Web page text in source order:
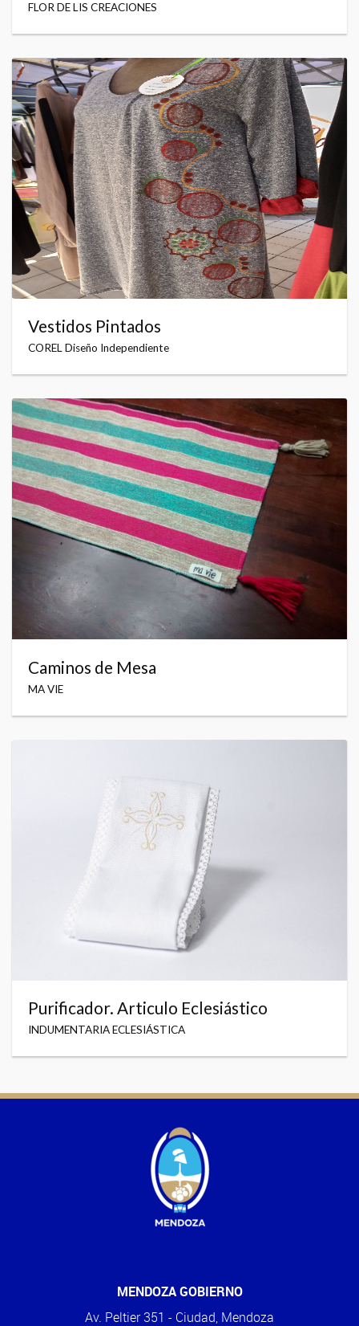
FLOR DE LIS CREACIONES
Vestidos Pintados
COREL Diseño Independiente
Caminos de Mesa
MA VIE
Purificador. Articulo Eclesiástico
INDUMENTARIA ECLESIÁSTICA
MENDOZA GOBIERNO
Av. Peltier 351 - Ciudad, Mendoza